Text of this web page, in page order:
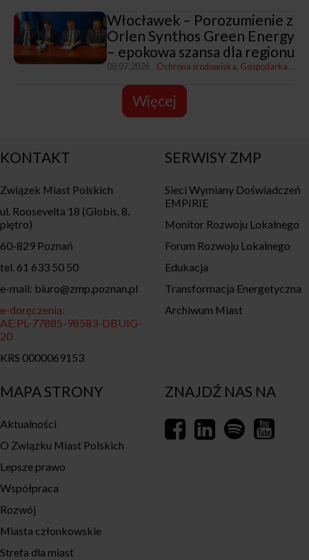
Włocławek – Porozumienie z
Orlen Synthos Green Energy
– epokowa szansa dla regionu
08.07.2026 Ochrona środowiska Gospodarka komunalna
Więcej
MAPA STRONY
Aktualności
O Związku Miast Polskich
Lepsze prawo
Współpraca
Rozwój
Miasta członkowskie
Strefa dla miast
KONTAKT
Związek Miast Polskich
ul. Roosevelta 18 (Globis, 8.
piętro)
60-829 Poznań
tel. 61 633 50 50
e-mail: biuro@zmp.poznan.pl
e-doręczenia:
AE:PL-77885-98583-DBUIG-
20
KRS 0000069153
SERWISY ZMP
Sieci Wymiany Doświadczeń
EMPIRIE
Monitor Rozwoju Lokalnego
Forum Rozwoju Lokalnego
Edukacja
Transformacja Energetyczna
Archiwum Miast
ZNAJDŹ NAS NA